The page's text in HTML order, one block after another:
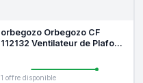
orbegozo Orbegozo CF
112132 Ventilateur de Plafond
1 offre disponible